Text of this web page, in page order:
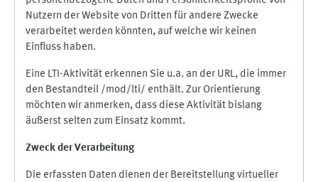
Nutzern der Website von Dritten für andere Zwecke
verarbeitet werden könnten, auf welche wir keinen
Einfluss haben.
Eine LTI-Aktivität erkennen Sie u.a. an der URL, die immer
den Bestandteil /mod/lti/ enthält. Zur Orientierung
möchten wir anmerken, dass diese Aktivität bislang
äußerst selten zum Einsatz kommt.
Zweck der Verarbeitung
Die erfassten Daten dienen der Bereitstellung virtueller